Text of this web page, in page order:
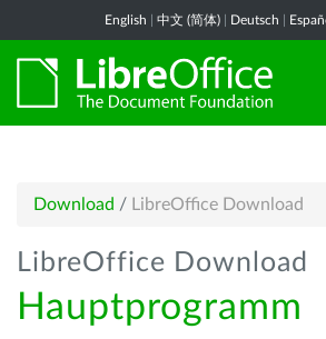
English 中文 (简体) Deutsch
Download / LibreOffice Download
LibreOffice Download
Hauptprogramm